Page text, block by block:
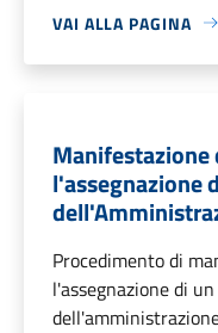
VAI ALLA PAGINA
Manifestazione
l'assegnazione
Procedimento di
l'assegnazione di